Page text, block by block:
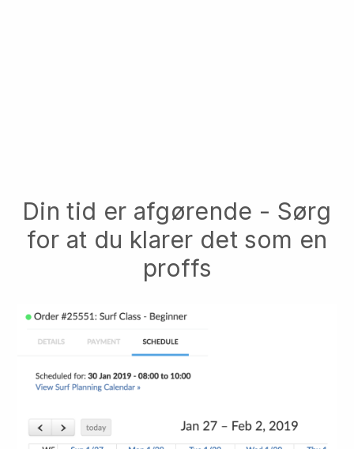
Din tid er afgørende - Sørg
for at du klarer det som en
proffs